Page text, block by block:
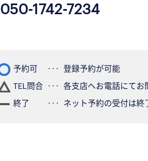
050-1742-7234
予約可
登録予約が可能
TEL問合
各支店へお電話にてお
終了
ネット予約の受付は終